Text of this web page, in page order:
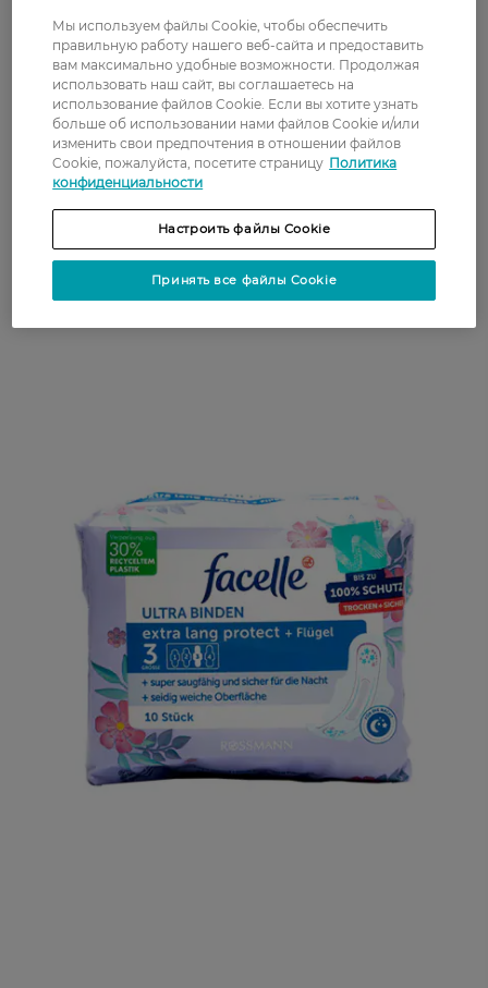
Современный ассортимент Facelle
представлен прокладками следующих
популярных категорий:
Einlagen – коллекция гигиенических
товаров с удержанием влаги и неприятного
запаха, подходит для чувствительной кожи;
прокладки с шелковистой поверхностью,
витамином Е, ароматом алоэ вера;
Мы используем файлы Cookie, чтобы обеспечить
правильную работу нашего веб-сайта и предоставить
вам максимально удобные возможности. Продолжая
использовать наш сайт, вы соглашаетесь на
использование файлов Cookie. Если вы хотите узнать
больше об использовании нами файлов Cookie и/или
изменить свои предпочтения в отношении файлов
Cookie, пожалуйста, посетите страницу Политика
конфиденциальности
Настроить файлы Cookie
Принять все файлы Cookie